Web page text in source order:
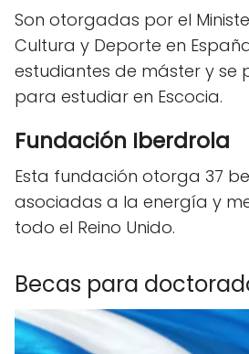
Son otorgadas por el
Cultura y Deporte en
estudiantes de máster y se
para estudiar en Escocia.
Fundación Iberdrola
Esta fundación otorga 37
asociadas a la energía y
todo el Reino Unido.
Becas para